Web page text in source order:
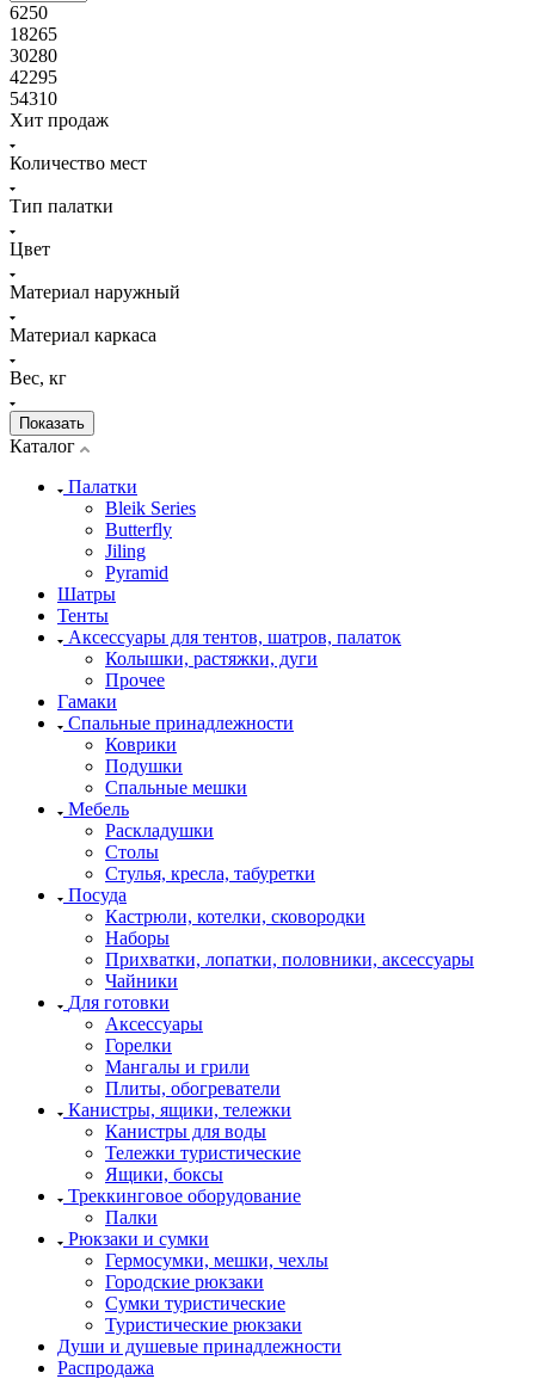
6250
18265
30280
42295
54310
Хит продаж
Количество мест
Тип палатки
Цвет
Материал наружный
Материал каркаса
Вес, кг
Каталог
Палатки
Bleik Series
Butterfly
Jiling
Pyramid
Шатры
Тенты
Аксессуары для тентов, шатров, палаток
Колышки, растяжки, дуги
Прочее
Гамаки
Спальные принадлежности
Коврики
Подушки
Спальные мешки
Мебель
Раскладушки
Столы
Стулья, кресла, табуретки
Посуда
Кастрюли, котелки, сковородки
Наборы
Прихватки, лопатки, половники, аксессуары
Чайники
Для готовки
Аксессуары
Горелки
Мангалы и грили
Плиты, обогреватели
Канистры, ящики, тележки
Канистры для воды
Тележки туристические
Ящики, боксы
Треккинговое оборудование
Палки
Рюкзаки и сумки
Гермосумки, мешки, чехлы
Городские рюкзаки
Сумки туристические
Туристические рюкзаки
Души и душевые принадлежности
Распродажа